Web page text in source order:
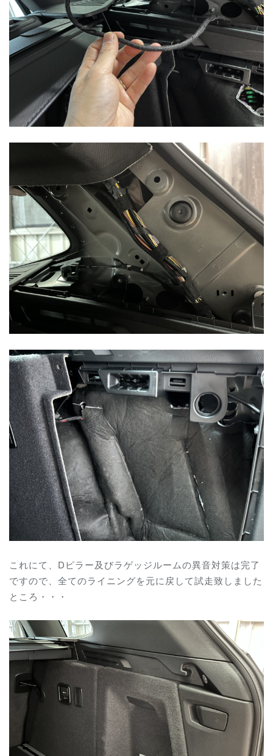
これにて、Dピラー及びラゲッジルームの異音対策は完了
ですので、全てのライニングを元に戻して試走致しました
ところ・・・